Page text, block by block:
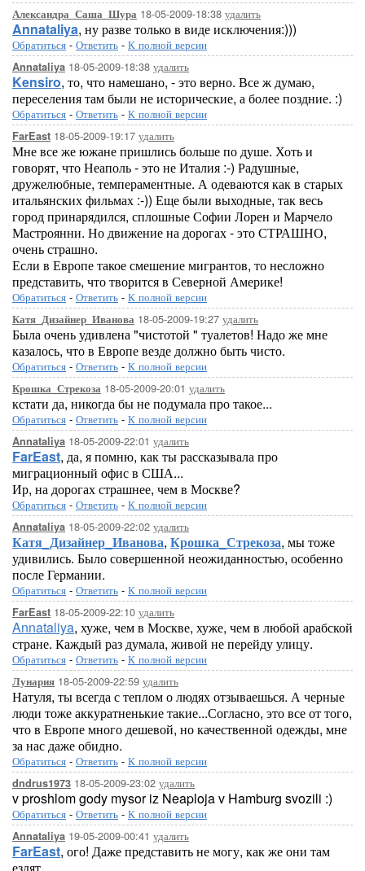
Александра_Саша_Шура 18-05-2009-18:38 удалить
Annataliya, ну разве только в виде исключения:)))
Обратиться - Ответить - К полной версии
Annataliya 18-05-2009-18:38 удалить
Kensiro, то, что намешано, - это верно. Все ж думаю,
переселения там были не исторические, а более поздние. :)
Обратиться - Ответить - К полной версии
FarEast 18-05-2009-19:17 удалить
Мне все же южане пришлись больше по душе. Хоть и
говорят, что Неаполь - это не Италия :-) Радушные,
дружелюбные, темпераментные. А одеваются как в старых
итальянских фильмах :-)) Еще были выходные, так весь
город принарядился, сплошные Софии Лорен и Марчело
Мастроянни. Но движение на дорогах - это СТРАШНО,
очень страшно.
Если в Европе такое смешение мигрантов, то несложно
представить, что творится в Северной Америке!
Обратиться - Ответить - К полной версии
Катя_Дизайнер_Иванова 18-05-2009-19:27 удалить
Была очень удивлена "чистотой " туалетов! Надо же мне
казалось, что в Европе везде должно быть чисто.
Обратиться - Ответить - К полной версии
Крошка_Стрекоза 18-05-2009-20:01 удалить
кстати да, никогда бы не подумала про такое...
Обратиться - Ответить - К полной версии
Annataliya 18-05-2009-22:01 удалить
FarEast, да, я помню, как ты рассказывала про
миграционный офис в США...
Ир, на дорогах страшнее, чем в Москве?
Обратиться - Ответить - К полной версии
Annataliya 18-05-2009-22:02 удалить
Катя_Дизайнер_Иванова, Крошка_Стрекоза, мы тоже
удивились. Было совершенной неожиданностью, особенно
после Германии.
Обратиться - Ответить - К полной версии
FarEast 18-05-2009-22:10 удалить
Annataliya, хуже, чем в Москве, хуже, чем в любой арабской
стране. Каждый раз думала, живой не перейду улицу.
Обратиться - Ответить - К полной версии
Лунария 18-05-2009-22:59 удалить
Натуля, ты всегда с теплом о людях отзываешься. А черные
люди тоже аккуратненькие такие...Согласно, это все от того,
что в Европе много дешевой, но качественной одежды, мне
за нас даже обидно.
Обратиться - Ответить - К полной версии
dndrus1973 18-05-2009-23:02 удалить
v proshlom gody mysor iz Neaploja v Hamburg svozili :)
Обратиться - Ответить - К полной версии
Annataliya 19-05-2009-00:41 удалить
FarEast, ого! Даже представить не могу, как же они там